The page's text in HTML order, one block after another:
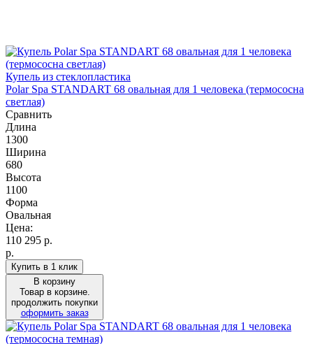
Купель из стеклопластика
Polar Spa STANDART 68 овальная для 1 человека (термососна
светлая)
Сравнить
Длина
1300
Ширина
680
Высота
1100
Форма
Овальная
Цена:
110 295 р.
р.
Купить в 1 клик
В корзину
Товар в корзине.
продолжить покупки
оформить заказ